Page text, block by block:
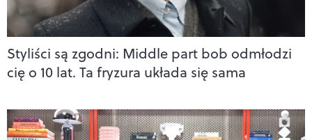
Styliści są zgodni: Middle part bob odmłodzi
cię o 10 lat. Ta fryzura układa się sama